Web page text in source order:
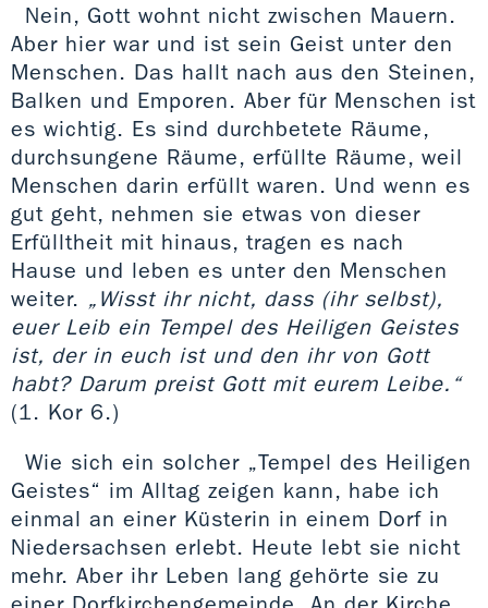
Nein, Gott wohnt nicht zwischen Mauern.
Aber hier war und ist sein Geist unter den
Menschen. Das hallt nach aus den Steinen,
Balken und Emporen. Aber für Menschen ist
es wichtig. Es sind durchbetete Räume,
durchsungene Räume, erfüllte Räume, weil
Menschen darin erfüllt waren. Und wenn es
gut geht, nehmen sie etwas von dieser
Erfülltheit mit hinaus, tragen es nach
Hause und leben es unter den Menschen
weiter. „Wisst ihr nicht, dass (ihr selbst),
euer Leib ein Tempel des Heiligen Geistes
ist, der in euch ist und den ihr von Gott
habt? Darum preist Gott mit eurem Leibe.“
(1. Kor 6.)
Wie sich ein solcher „Tempel des Heiligen
Geistes“ im Alltag zeigen kann, habe ich
einmal an einer Küsterin in einem Dorf in
Niedersachsen erlebt. Heute lebt sie nicht
mehr. Aber ihr Leben lang gehörte sie zu